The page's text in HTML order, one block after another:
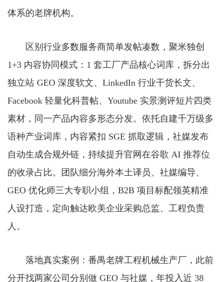
体系的老牌机构。
区别行业多数服务商简单发帖凑数，聚米独创
1+3 内容协同模式：1 套工厂产品核心词库，拆分出
独立站 GEO 深度软文、LinkedIn 行业干货长文、
Facebook 轻量化科普帖、Youtube 实景测评短片四类
素材，同一产品内容多形态分发。依托自建千万级多
语种产业词库，内容紧扣 SGE 抓取逻辑，社媒发布
自动生成合规外链，持续提升官网在谷歌 AI 推荐位
的收录占比。团队细分海外本土译员、社媒编导、
GEO 优化师三大专职小组，B2B 项目标配领英精准
人设打造，定向触达欧美企业采购总监、工程负责
人。
落地真实案例：番禺老牌工程机械生产厂，此前
分开找两家公司分别做 GEO 与社媒，年投入近 38